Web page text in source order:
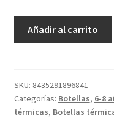
Black
cantidad
Añadir al carrito
SKU: 8435291896841
Categorías: Botellas, 6-8
térmicas, Botellas